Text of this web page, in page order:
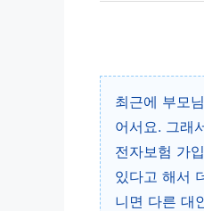
최근에 부모
어서요. 그래
전자보험 가
있다고 해서
니면 다른 대